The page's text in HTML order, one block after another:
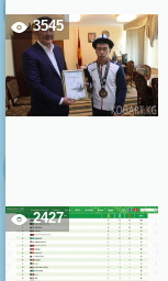
3545
2427